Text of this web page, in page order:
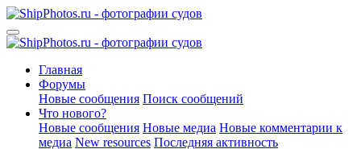
Главная
Форумы
Новые сообщения Поиск сообщений
Что нового?
Новые сообщения Новые медиа Новые комментарии к
медиа New resources Последняя активность